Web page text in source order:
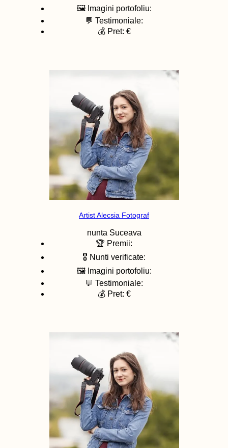
🖼️ Imagini portofoliu:
💬 Testimoniale:
💰 Pret: €
Artist Alecsia Fotograf
nunta Suceava
🏆 Premii:
🎖️ Nunti verificate:
🖼️ Imagini portofoliu:
💬 Testimoniale:
💰 Pret: €